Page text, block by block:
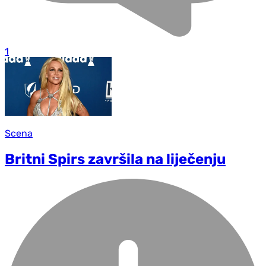
1
Scena
Britni Spirs završila na liječenju